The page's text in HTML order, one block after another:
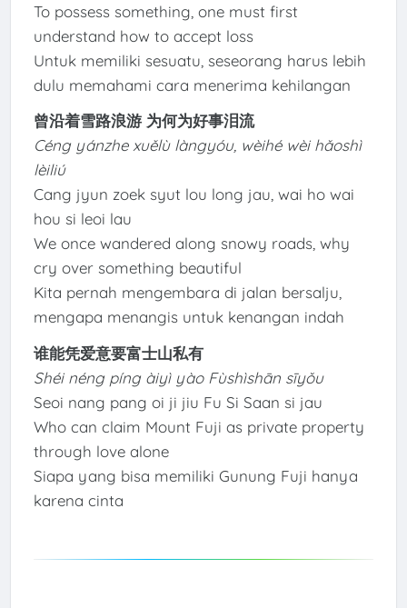
To possess something, one must first
understand how to accept loss
Untuk memiliki sesuatu, seseorang harus lebih
dulu memahami cara menerima kehilangan
曾沿着雪路浪游 为何为好事泪流
Céng yánzhe xuělù làngyóu, wèihé wèi hǎoshì
lèiliú
Cang jyun zoek syut lou long jau, wai ho wai
hou si leoi lau
We once wandered along snowy roads, why
cry over something beautiful
Kita pernah mengembara di jalan bersalju,
mengapa menangis untuk kenangan indah
谁能凭爱意要富士山私有
Shéi néng píng àiyì yào Fùshìshān sīyǒu
Seoi nang pang oi ji jiu Fu Si Saan si jau
Who can claim Mount Fuji as private property
through love alone
Siapa yang bisa memiliki Gunung Fuji hanya
karena cinta